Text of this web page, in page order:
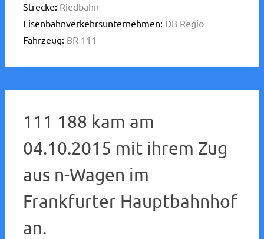
Strecke: Riedbahn
Eisenbahnverkehrsunternehmen: DB Regio
Fahrzeug: BR 111
111 188 kam am
04.10.2015 mit ihrem Zug
aus n-Wagen im
Frankfurter Hauptbahnhof
an.